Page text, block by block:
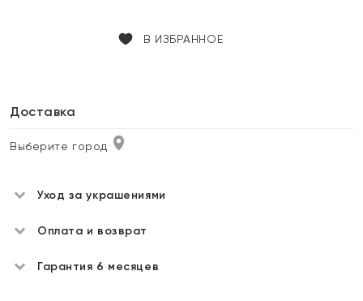
В ИЗБРАННОЕ
Доставка
Выберите город
Уход за украшениями
Оплата и возврат
Гарантия 6 месяцев